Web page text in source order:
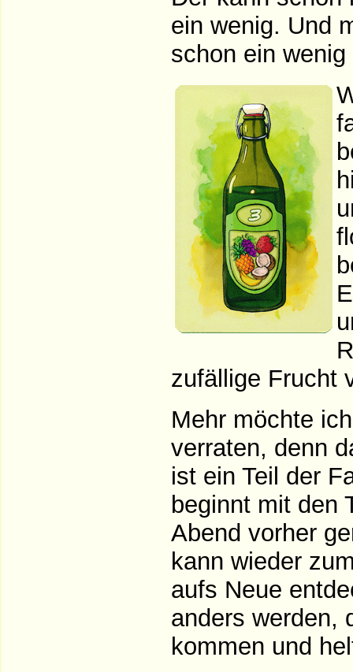
ein wenig. Und
schon ein
zufällige Frucht
Mehr möchte
verraten, denn
ist ein Teil der
beginnt mit den
Abend vorher
kann wieder
aufs Neue
anders werden,
kommen und